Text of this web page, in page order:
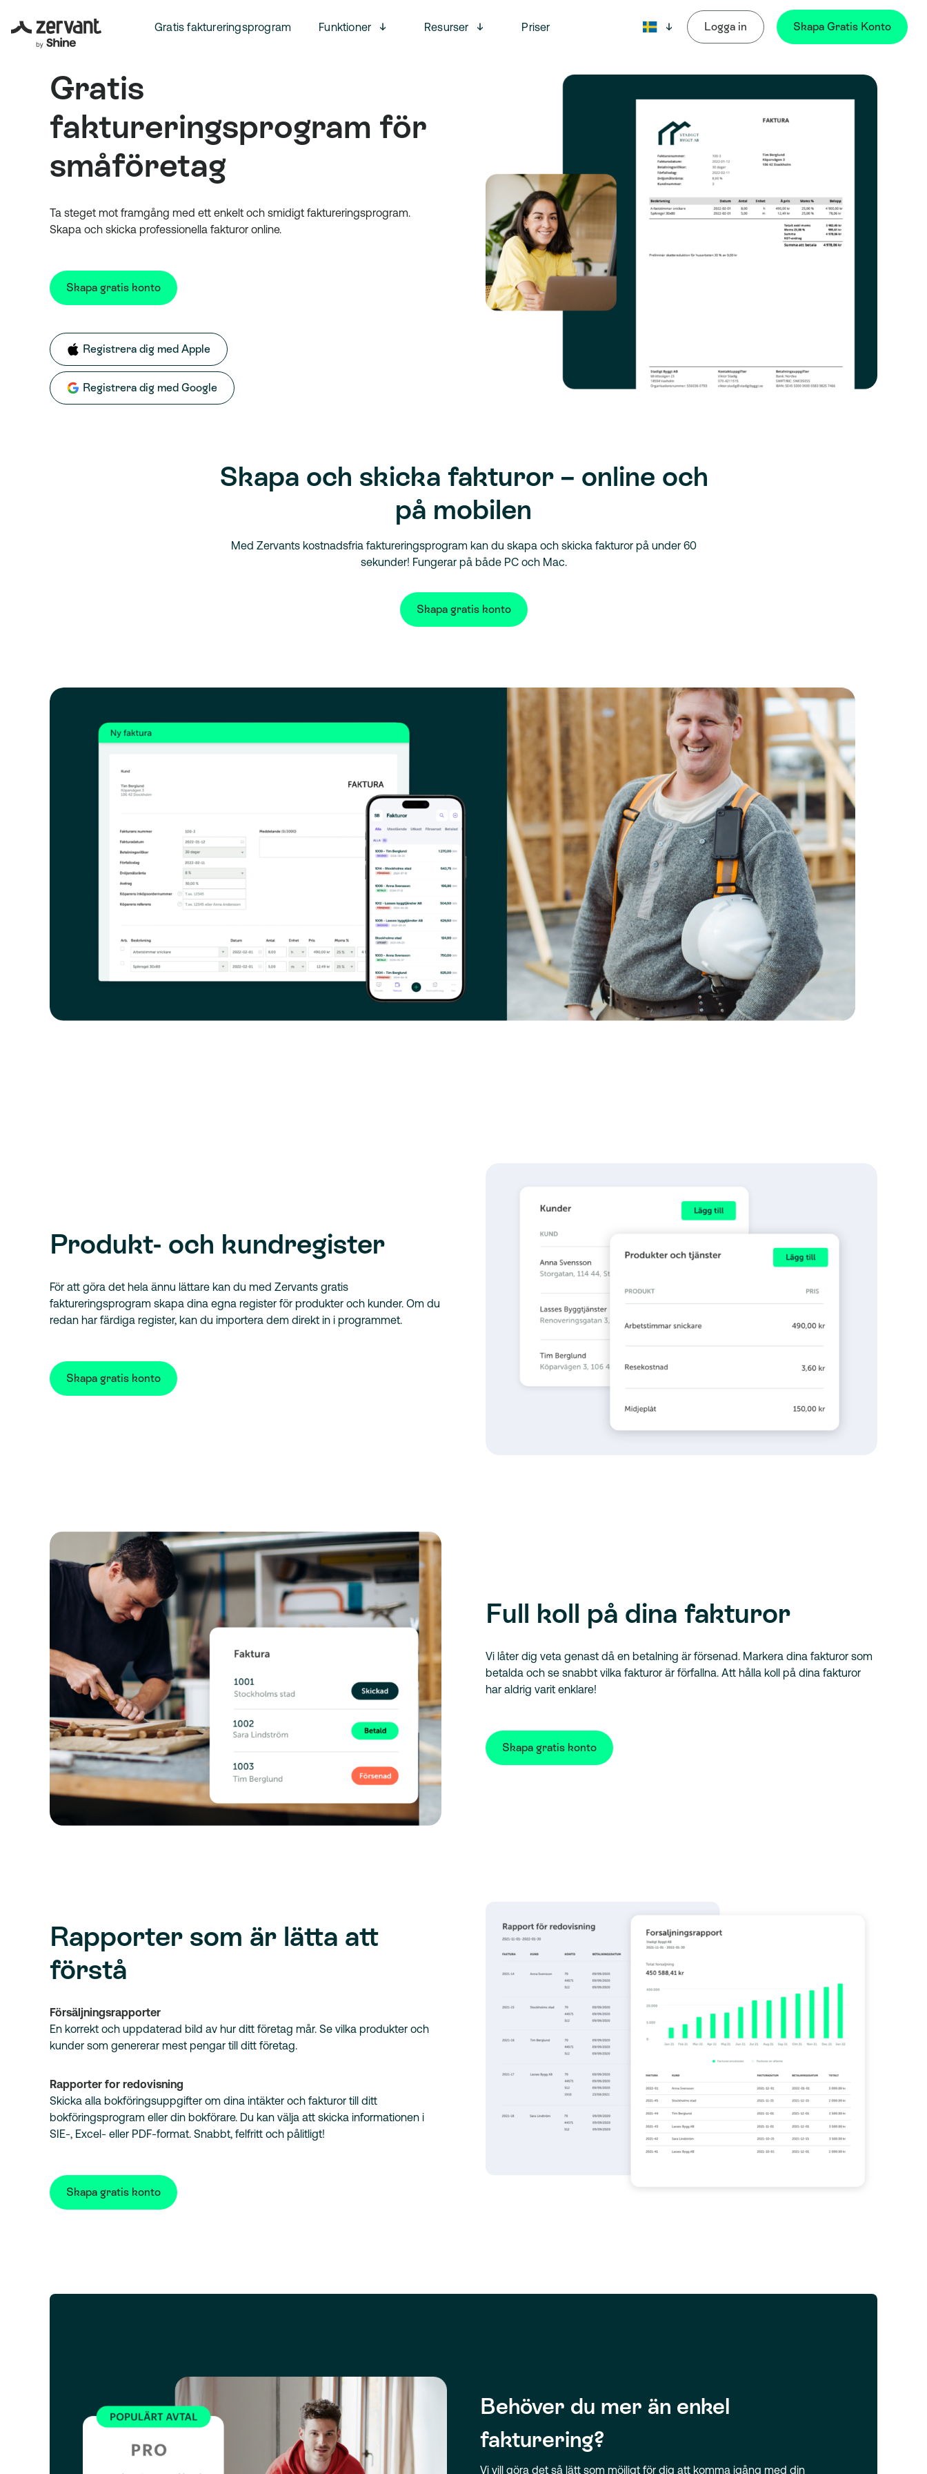
Gratis faktureringsprogram Funktioner
Open menu
Resurser
Open menu
Priser
Språk: Svenska
Logga in Skapa Gratis Konto
Gratis
faktureringsprogram för
småföretag
Ta steget mot framgång med ett enkelt och smidigt faktureringsprogram.
Skapa och skicka professionella fakturor online.
Skapa gratis konto
Registrera dig med Apple
Registrera dig med Google
Skapa och skicka fakturor – online och
på mobilen
Med Zervants kostnadsfria faktureringsprogram kan du skapa och skicka fakturor på under 60
sekunder! Fungerar på både PC och Mac.
Skapa gratis konto
Produkt- och kundregister
För att göra det hela ännu lättare kan du med Zervants gratis
faktureringsprogram skapa dina egna register för produkter och kunder. Om du
redan har färdiga register, kan du importera dem direkt in i programmet.
Skapa gratis konto
Full koll på dina fakturor
Vi låter dig veta genast då en betalning är försenad. Markera dina fakturor som
betalda och se snabbt vilka fakturor är förfallna. Att hålla koll på dina fakturor
har aldrig varit enklare!
Skapa gratis konto
Rapporter som är lätta att
förstå
Försäljningsrapporter
En korrekt och uppdaterad bild av hur ditt företag mår. Se vilka produkter och
kunder som genererar mest pengar till ditt företag.
Rapporter for redovisning
Skicka alla bokföringsuppgifter om dina intäkter och fakturor till ditt
bokföringsprogram eller din bokförare. Du kan välja att skicka informationen i
SIE-, Excel- eller PDF-format. Snabbt, felfritt och pålitligt!
Skapa gratis konto
Behöver du mer än enkel
fakturering?
Vi vill göra det så lätt som möjligt för dig att komma igång med din